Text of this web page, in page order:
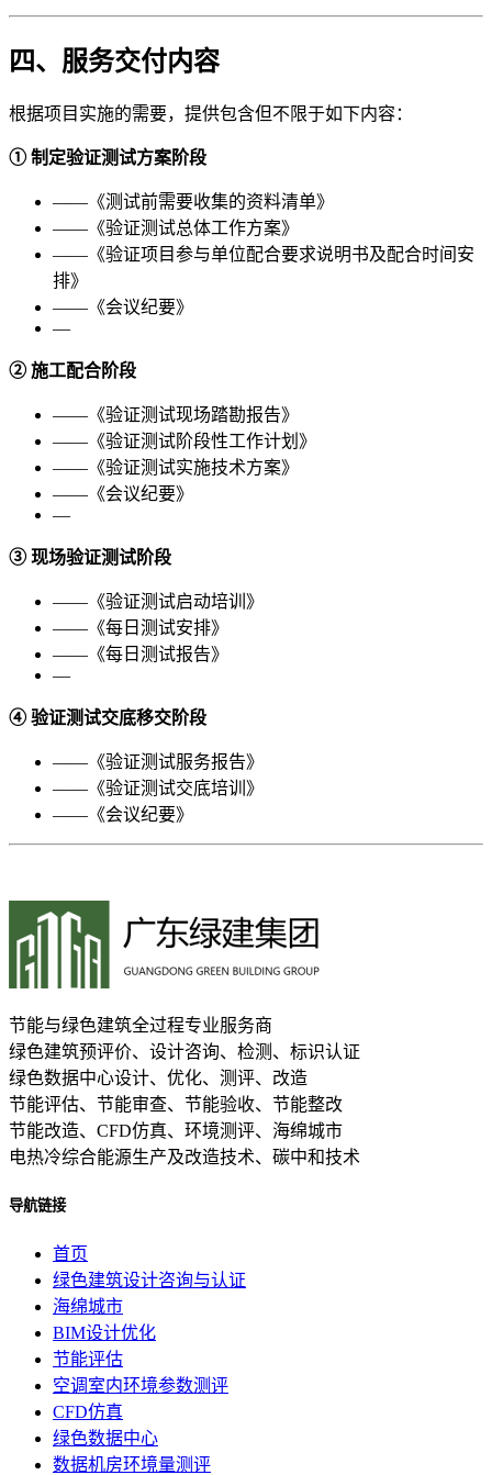
四、服务交付内容
根据项目实施的需要，提供包含但不限于如下内容：
① 制定验证测试方案阶段
——《测试前需要收集的资料清单》
——《验证测试总体工作方案》
——《验证项目参与单位配合要求说明书及配合时间安
排》
——《会议纪要》
—
② 施工配合阶段
——《验证测试现场踏勘报告》
——《验证测试阶段性工作计划》
——《验证测试实施技术方案》
——《会议纪要》
—
③ 现场验证测试阶段
——《验证测试启动培训》
——《每日测试安排》
——《每日测试报告》
—
④ 验证测试交底移交阶段
——《验证测试服务报告》
——《验证测试交底培训》
——《会议纪要》
节能与绿色建筑全过程专业服务商
绿色建筑预评价、设计咨询、检测、标识认证
绿色数据中心设计、优化、测评、改造
节能评估、节能审查、节能验收、节能整改
节能改造、CFD仿真、环境测评、海绵城市
电热冷综合能源生产及改造技术、碳中和技术
导航链接
首页
绿色建筑设计咨询与认证
海绵城市
BIM设计优化
节能评估
空调室内环境参数测评
CFD仿真
绿色数据中心
数据机房环境量测评